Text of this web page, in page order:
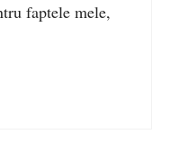
faptele mele,